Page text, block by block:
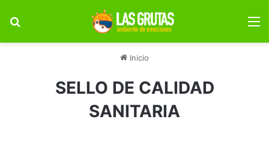
Inicio
SELLO DE CALIDAD
SANITARIA